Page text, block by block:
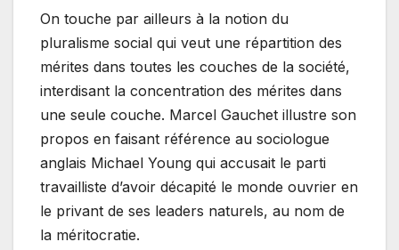
On touche par ailleurs à la notion du
pluralisme social qui veut une répartition des
mérites dans toutes les couches de la société,
interdisant la concentration des mérites dans
une seule couche. Marcel Gauchet illustre son
propos en faisant référence au sociologue
anglais Michael Young qui accusait le parti
travailliste d’avoir décapité le monde ouvrier en
le privant de ses leaders naturels, au nom de
la méritocratie.